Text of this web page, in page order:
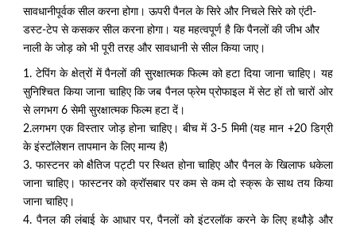
सावधानीपूर्वक सील करना होगा। ऊपरी पैनल के सिरे और निचले सिरे को एंटी-
डस्ट-टेप से कसकर सील करना होगा। यह महत्वपूर्ण है कि पैनलों की जीभ और
नाली के जोड़ को भी पूरी तरह और सावधानी से सील किया जाए।
1. टेपिंग के क्षेत्रों में पैनलों की सुरक्षात्मक फिल्म को हटा दिया जाना चाहिए। यह
सुनिश्चित किया जाना चाहिए कि जब पैनल फ्रेम प्रोफाइल में सेट हों तो चारों ओर
से लगभग 6 सेमी सुरक्षात्मक फिल्म हटा दें।
2.लगभग एक विस्तार जोड़ होना चाहिए। बीच में 3-5 मिमी (यह मान +20 डिग्री
के इंस्टॉलेशन तापमान के लिए मान्य है)
3. फास्टनर को क्षैतिज पट्टी पर स्थित होना चाहिए और पैनल के खिलाफ धकेला
जाना चाहिए। फास्टनर को क्रॉसबार पर कम से कम दो स्क्रू के साथ तय किया
जाना चाहिए।
4. पैनल की लंबाई के आधार पर, पैनलों को इंटरलॉक करने के लिए हथौड़े और